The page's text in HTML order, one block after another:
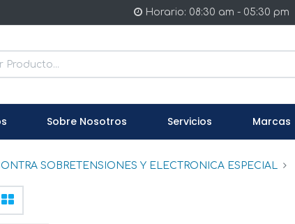
Horario: 08:30 am - 05:30 pm
Sobre Nosotros Servicios Marcas
SOBRETENSIONES Y ELECTRONICA ESPECIAL